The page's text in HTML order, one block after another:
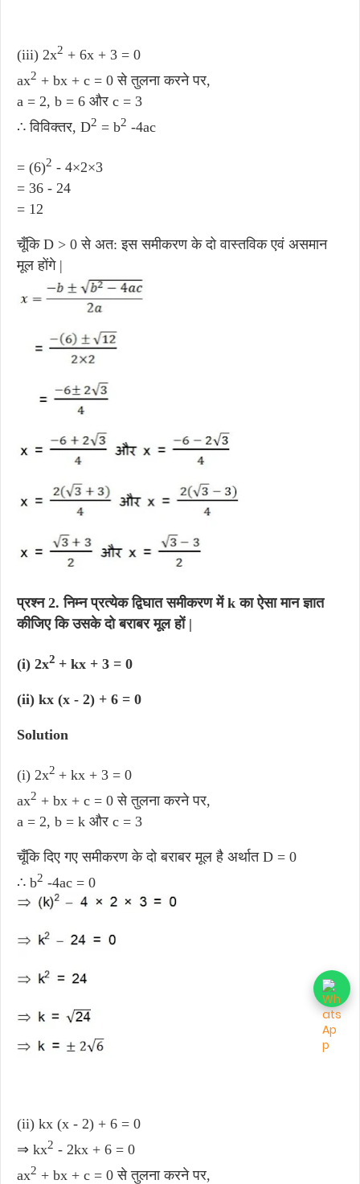
(iii) 2x2 + 6x + 3 = 0
ax2 + bx + c = 0 से तुलना करने पर,
a = 2, b = 6 और c = 3
∴ विविक्तर, D2 = b2 -4ac
= (6)2 - 4×2×3
= 36 - 24
= 12
चूँकि D > 0 से अत: इस समीकरण के दो वास्तविक एवं असमान
मूल होंगे |
प्रश्न 2.निम्न प्रत्येक द्विघात समीकरण में k का ऐसा मान ज्ञात
कीजिए कि उसके दो बराबर मूल हों |
(i) 2x2 + kx + 3 = 0
(ii) kx (x - 2) + 6 = 0
Solution
(i) 2x2 + kx + 3 = 0
ax2 + bx + c = 0 से तुलना करने पर,
a = 2, b = k और c = 3
चूँकि दिए गए समीकरण के दो बराबर मूल है अर्थात D = 0
∴ b2 -4ac = 0
(ii) kx (x - 2) + 6 = 0
⇒ kx2 - 2kx + 6 = 0
ax2 + bx + c = 0 से तुलना करने पर,